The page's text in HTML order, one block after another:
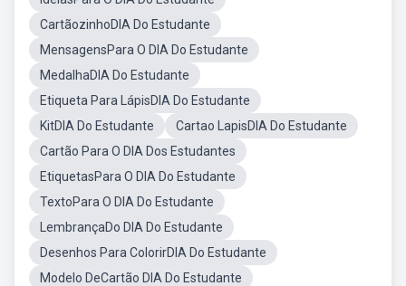
CartãozinhoDIA Do Estudante
MensagensPara O DIA Do Estudante
MedalhaDIA Do Estudante
Etiqueta Para LápisDIA Do Estudante
KitDIA Do Estudante
Cartao LapisDIA Do Estudante
Cartão Para O DIA Dos Estudantes
EtiquetasPara O DIA Do Estudante
TextoPara O DIA Do Estudante
LembrançaDo DIA Do Estudante
Desenhos Para ColorirDIA Do Estudante
Modelo DeCartão DIA Do Estudante